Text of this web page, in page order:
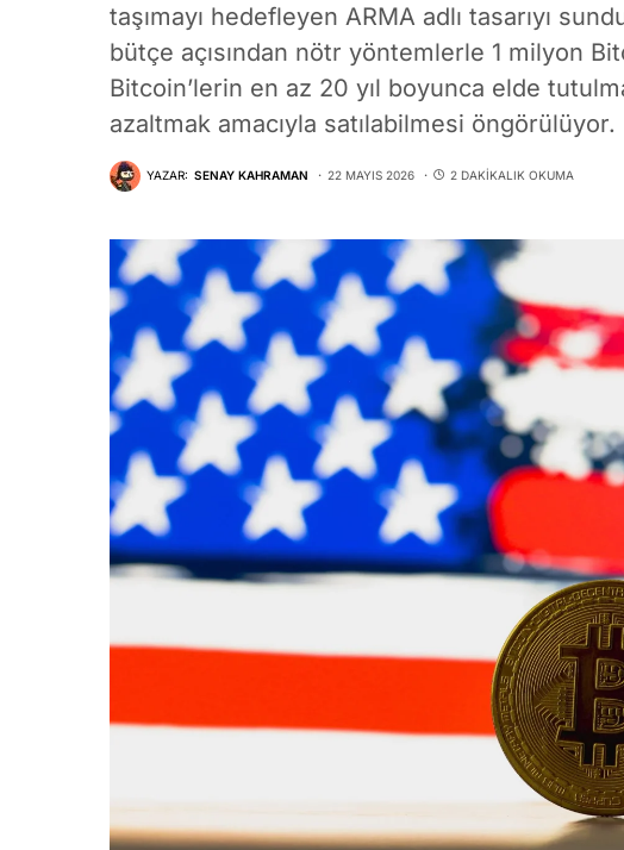
taşımayı hedefleyen ARMA adlı tasarıyı
bütçe açısından nötr yöntemlerle 1 milyon
Bitcoin’lerin en az 20 yıl boyunca elde
azaltmak amacıyla satılabilmesi öngörülüyor.
YAZAR: SENAY KAHRAMAN 22 MAYIS 2026 2 DAKIKALIK OKUMA